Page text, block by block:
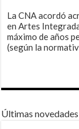
La CNA acordó
en Artes
máximo de años
(según la
Últimas novedades